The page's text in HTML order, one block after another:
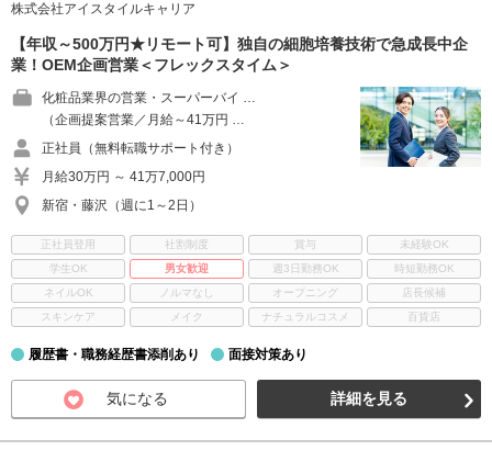
株式会社アイスタイルキャリア
【年収～500万円★リモート可】独自の細胞培養技術で急成長中企
業！OEM企画営業＜フレックスタイム＞
化粧品業界の営業・スーパーバイ …
（企画提案営業／月給～41万円 …
正社員（無料転職サポート付き）
月給30万円 ～ 41万7,000円
新宿・藤沢（週に1～2日）
正社員登用 社割制度 賞与
未経験OK
学生OK
男女歓迎 週3日勤務OK
時短勤務OK
ネイルOK
ノルマなし オープニング
店長候補
スキンケア
メイク ナチュラルコスメ 百貨店
履歴書・職務経歴書添削あり 面接対策あり
気になる 詳細を見る